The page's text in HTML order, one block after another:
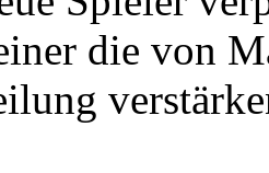
die von